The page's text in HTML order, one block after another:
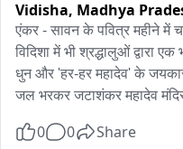
काढून धमकावताना दिसत
प्रतिक्रिया देताना सामाजिक
“लोकलमध्ये एखादी महिला
शकते. तिची तब्येत बिघडली
अत्यंत थकलेली असू शकते. अशा
शिवीगाळ करणे आणि
Vidisha, Madhya
एंकर - सावन के पवित्र महीने में
विदिशा में भी श्रद्धालुओं द्वारा
धुन और 'हर-हर महादेव' के
जल भरकर जटाशंकर महादेव
बच्चों में भारी उत्साह देखा गया।
0 0 Share